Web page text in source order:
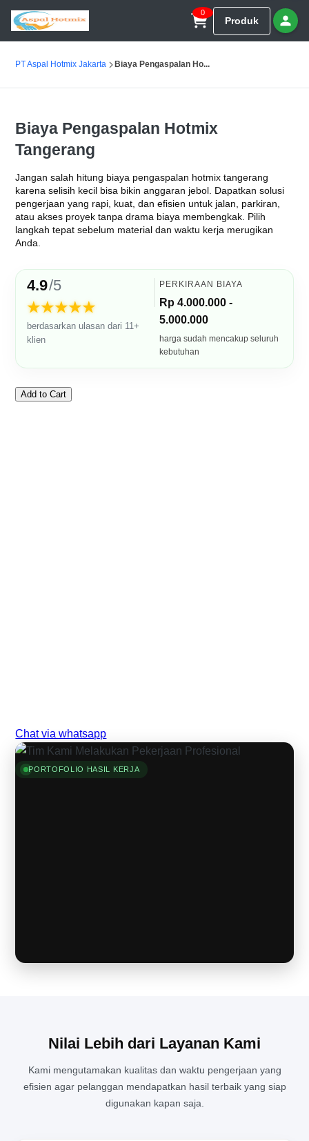
0
Produk
PT Aspal Hotmix Jakarta Biaya Pengaspalan Ho...
Biaya Pengaspalan Hotmix
Tangerang
Jangan salah hitung biaya pengaspalan hotmix tangerang
karena selisih kecil bisa bikin anggaran jebol. Dapatkan solusi
pengerjaan yang rapi, kuat, dan efisien untuk jalan, parkiran,
atau akses proyek tanpa drama biaya membengkak. Pilih
langkah tepat sebelum material dan waktu kerja merugikan
Anda.
4.9/5
★★★★★
berdasarkan ulasan dari 11+
klien
PERKIRAAN BIAYA
Rp 4.000.000 -
5.000.000
harga sudah mencakup seluruh
kebutuhan
Add to Cart
Chat via whatsapp
PORTOFOLIO HASIL KERJA
Nilai Lebih dari Layanan Kami
Kami mengutamakan kualitas dan waktu pengerjaan yang
efisien agar pelanggan mendapatkan hasil terbaik yang siap
digunakan kapan saja.